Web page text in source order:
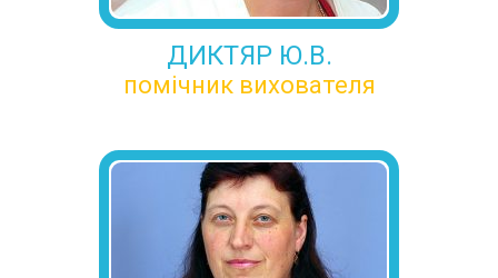
ДИКТЯР Ю.В.
помічник вихователя